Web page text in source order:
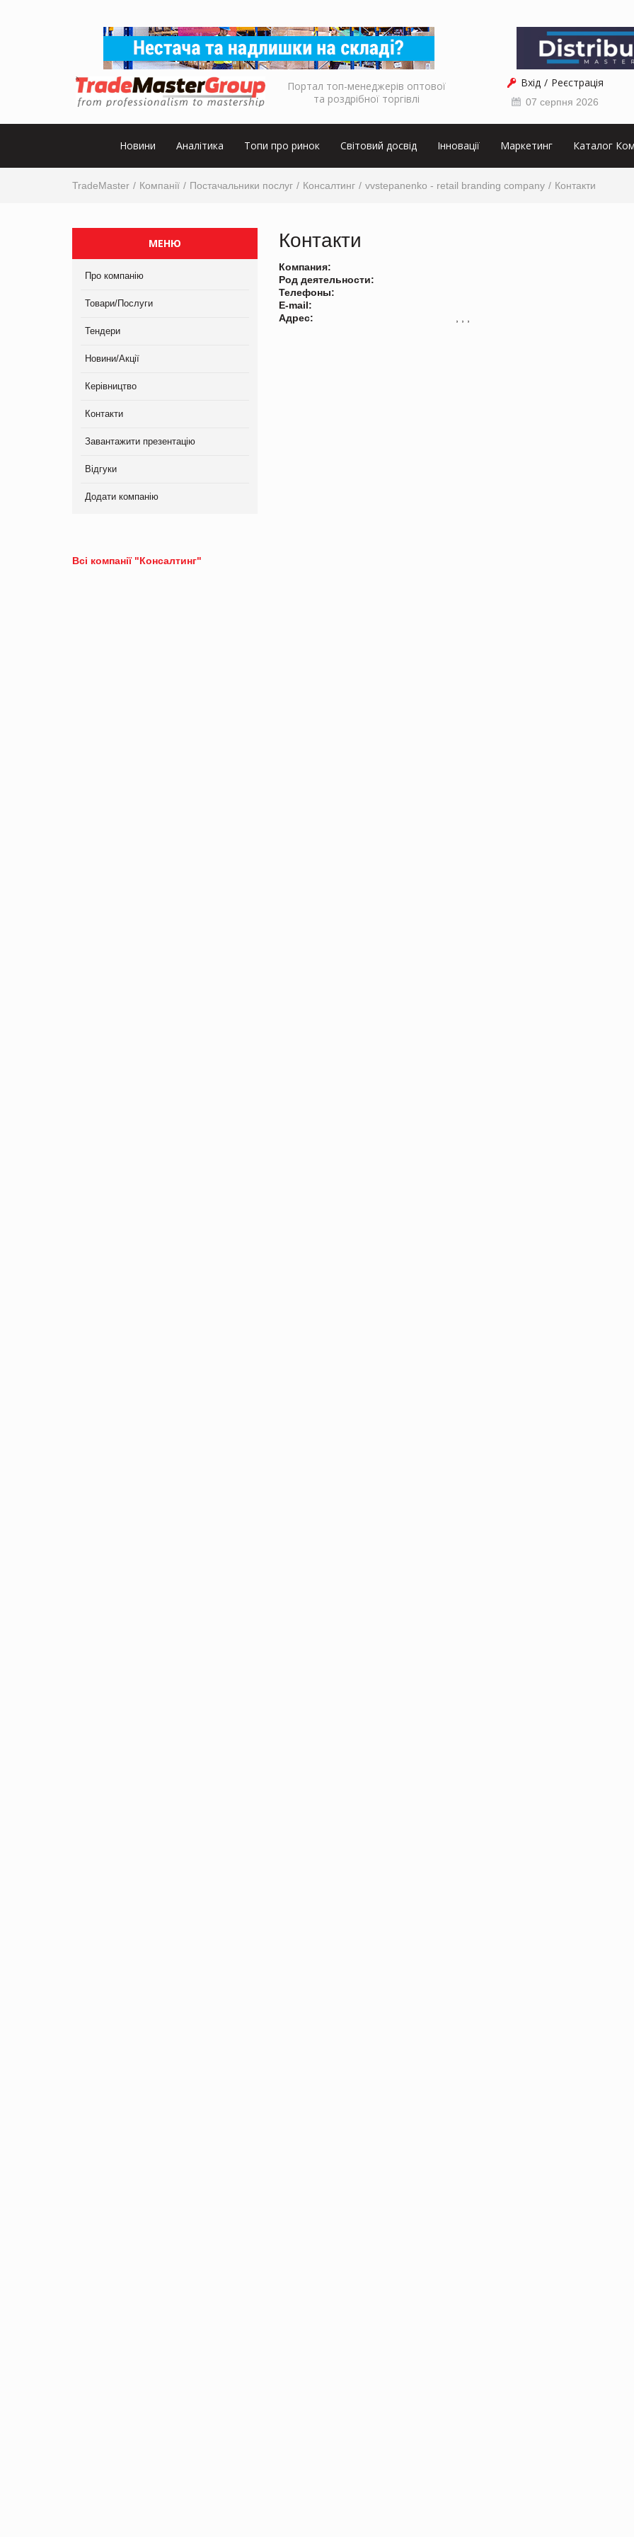
Портал топ-менеджерів оптової
та роздрібної торгівлі
Вхід Реєстрація
07 серпня 2026
Новини Аналітика Топи про ринок Світовий досвід Інновації Маркетинг Каталог
TradeMaster Компанії Постачальники послуг Консалтинг vvstepanenko - retail branding company Контакти
МЕНЮ
Про компанію
Товари/Послуги
Тендери
Новини/Акції
Керівництво
Контакти
Завантажити презентацію
Відгуки
Додати компанію
Контакти
Компания:
Род деятельности:
Телефоны:
E-mail:
Адрес:
Всі компанії "Консалтинг"